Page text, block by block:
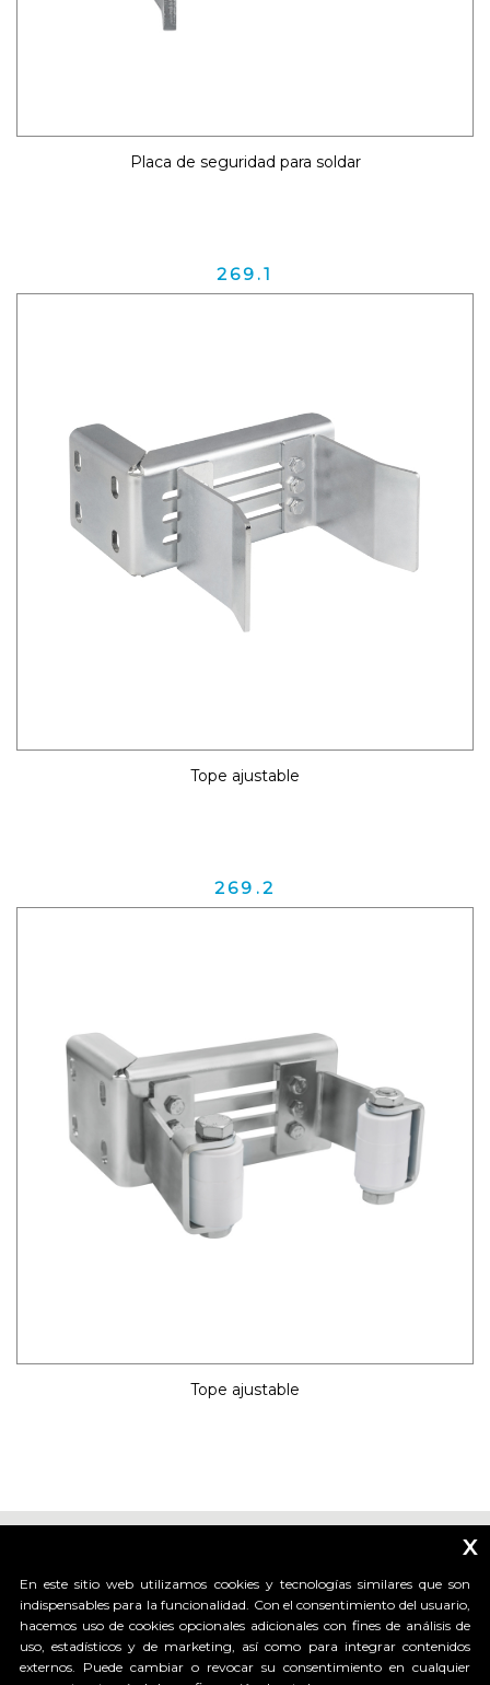
Placa de seguridad para soldar
269.1
Tope ajustable
269.2
Tope ajustable
_____________________________
x
En este sitio web utilizamos cookies y tecnologías similares que son
indispensables para la funcionalidad. Con el consentimiento del usuario,
hacemos uso de cookies opcionales adicionales con fines de análisis de
uso, estadísticos y de marketing, así como para integrar contenidos
externos. Puede cambiar o revocar su consentimiento en cualquier